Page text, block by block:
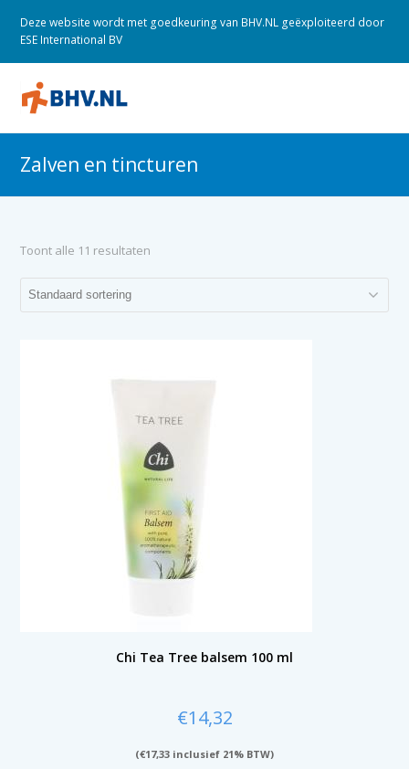
Deze website wordt met goedkeuring van BHV.NL geëxploiteerd door
ESE International BV
Zalven en tincturen
Toont alle 11 resultaten
Chi Tea Tree balsem 100 ml
€14,32
(€17,33 inclusief 21% BTW)